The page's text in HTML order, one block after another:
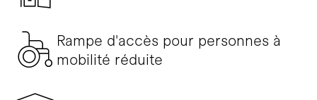
Rampe d'accès pour personnes à
mobilité réduite